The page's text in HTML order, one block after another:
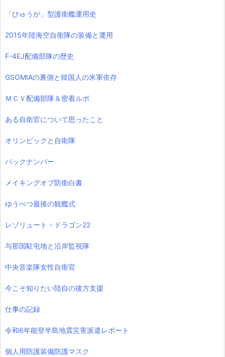
「ひゅうが」型護衛艦運用史
2015年陸海空自衛隊の装備と運用
F-4EJ配備部隊の歴史
GSOMIAの裏側と韓国人の米軍依存
ＭＣＶ配備部隊＆密着ルポ
ある自衛官について思ったこと
オリンピックと自衛隊
バックナンバー
メイキングオブ防衛白書
ゆうべつ最後の観艦式
レゾリュート・ドラゴン22
与那国駐屯地と沿岸監視隊
中央音楽隊女性自衛官
今こそ知りたい陸自の後方支援
仕事の記録
令和6年能登半島地震災害派遣レポート
個人用防護装備防護マスク